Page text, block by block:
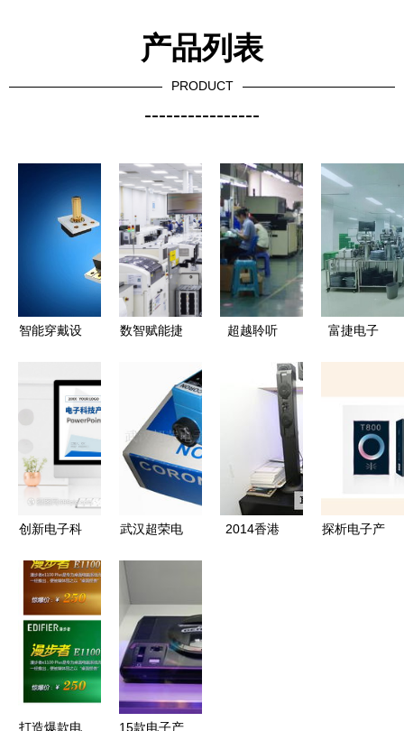
产品列表
PRODUCT
----------------
智能穿戴设
从「电子挂
件」到「身
体延伸」
数智赋能捷
电子荣登浙
江省首批先
进级智能工
厂名单，电
子产品线再
升级
超越聆听
响设备的电
子产品核心
富捷电子
产化进程
创新电子科
备展望\n副
标题 驱动
伙伴\n企业/
团队名称 |
日期\n\n
武汉超荣电
感器产品列
表 拓展电
子感知的边
界
2014香港
探析电子产
打造爆款电 15款电子产